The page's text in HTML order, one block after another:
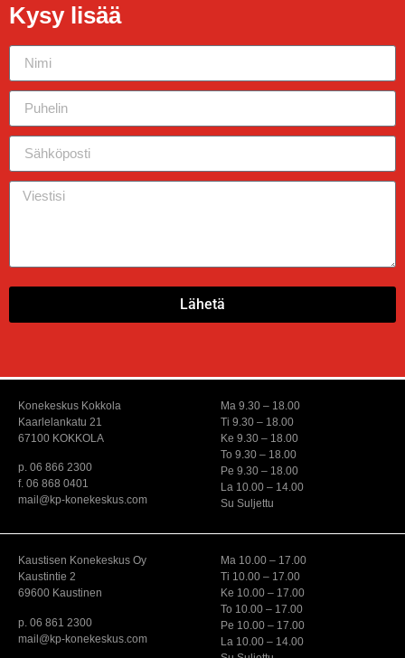
Kysy lisää
Lähetä
Konekeskus Kokkola
Kaarlelankatu 21
67100 KOKKOLA
p. 06 866 2300
f. 06 868 0401
mail@kp-konekeskus.com
Ma 9.30 – 18.00
Ti 9.30 – 18.00
Ke 9.30 – 18.00
To 9.30 – 18.00
Pe 9.30 – 18.00
La 10.00 – 14.00
Su Suljettu
Kaustisen Konekeskus Oy
Kaustintie 2
69600 Kaustinen
p. 06 861 2300
mail@kp-konekeskus.com
Ma 10.00 – 17.00
Ti 10.00 – 17.00
Ke 10.00 – 17.00
To 10.00 – 17.00
Pe 10.00 – 17.00
La 10.00 – 14.00